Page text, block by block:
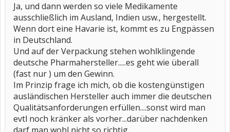
Ja, und dann werden so viele Medikamente
ausschließlich im Ausland, Indien usw., hergestellt.
Wenn dort eine Havarie ist, kommt es zu Engpässen
in Deutschland.
Und auf der Verpackung stehen wohlklingende
deutsche Pharmahersteller.....es geht wie überall
(fast nur ) um den Gewinn.
Im Prinzip frage ich mich, ob die kostengünstigen
ausländischen Hersteller auch immer die deutschen
Qualitätsanforderungen erfüllen....sonst wird man
evtl noch kränker als vorher...darüber nachdenken